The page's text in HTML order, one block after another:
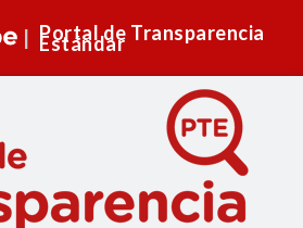
Portal de Transparencia
Estándar